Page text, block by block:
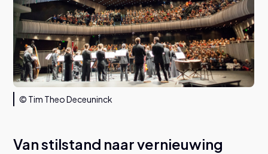
© Tim Theo Deceuninck
Van stilstand naar vernieuwing